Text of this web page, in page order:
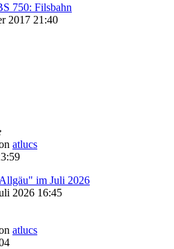
750: Filsbahn
2017 21:40
atlucs
im Juli 2026
2026 16:45
atlucs